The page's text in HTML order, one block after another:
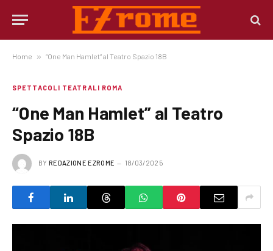
Home » “One Man Hamlet” al Teatro Spazio 18B
SPETTACOLI TEATRALI ROMA
“One Man Hamlet” al Teatro
Spazio 18B
BY REDAZIONE EZROME 18/03/2025